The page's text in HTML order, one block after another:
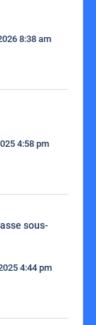
8:38 am
4:58 pm
sous-
4:44 pm